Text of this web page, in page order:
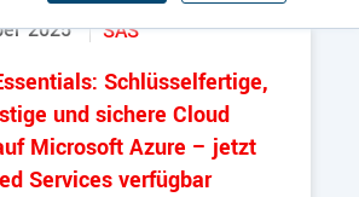
2025 SAS
Schlüsselfertige,
und sichere Cloud
Microsoft Azure – jetzt
Services verfügbar